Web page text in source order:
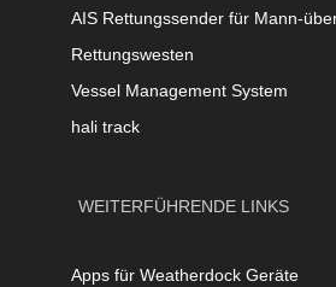
AIS Rettungssender für Mann-
Rettungswesten
Vessel Management System
hali track
WEITERFÜHRENDE LINKS
Apps für Weatherdock Geräte